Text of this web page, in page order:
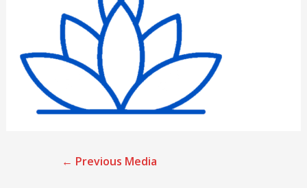
← Previous Media